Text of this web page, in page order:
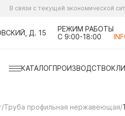
В связи с текущей экономической
Д. 15
РЕЖИМ РАБОТЫ
С 9:00-18:00
КАТАЛОГПРОИЗВОДСТВО
/Труба профильная нержавеющая/